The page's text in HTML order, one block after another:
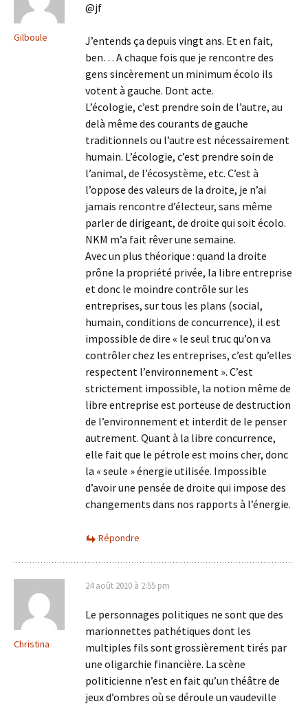
Gilboule
@jf
J’entends ça depuis vingt ans. Et en fait,
ben… A chaque fois que je rencontre des
gens sincèrement un minimum écolo ils
votent à gauche. Dont acte.
L’écologie, c’est prendre soin de l’autre, au
delà même des courants de gauche
traditionnels ou l’autre est nécessairement
humain. L’écologie, c’est prendre soin de
l’animal, de l’écosystème, etc. C’est à
l’oppose des valeurs de la droite, je n’ai
jamais rencontre d’électeur, sans même
parler de dirigeant, de droite qui soit écolo.
NKM m’a fait rêver une semaine.
Avec un plus théorique : quand la droite
prône la propriété privée, la libre entreprise
et donc le moindre contrôle sur les
entreprises, sur tous les plans (social,
humain, conditions de concurrence), il est
impossible de dire « le seul truc qu’on va
contrôler chez les entreprises, c’est qu’elles
respectent l’environnement ». C’est
strictement impossible, la notion même de
libre entreprise est porteuse de destruction
de l’environnement et interdit de le penser
autrement. Quant à la libre concurrence,
elle fait que le pétrole est moins cher, donc
la « seule » énergie utilisée. Impossible
d’avoir une pensée de droite qui impose des
changements dans nos rapports à l’énergie.
Répondre
Christina
24 août 2010 à 2:55 pm
Le personnages politiques ne sont que des
marionnettes pathétiques dont les
multiples fils sont grossièrement tirés par
une oligarchie financière. La scène
politicienne n’est en fait qu’un théâtre de
jeux d’ombres où se déroule un vaudeville